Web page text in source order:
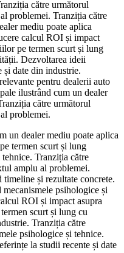
către următorul
problemei. Tranziția către
mediu poate aplica
calcul ROI și impact
pe termen scurt și lung
Dezvoltarea ideii
și date din industrie.
pentru dealerii auto
ilustrând cum un dealer
către următorul
problemei.
un dealer mediu poate aplica
termen scurt și lung
Tranziția către
amplu al problemei.
și rezultate concrete.
psihologice și
ROI și impact asupra
scurt și lung cu
Tranziția către
psihologice și tehnice.
la studii recente și date